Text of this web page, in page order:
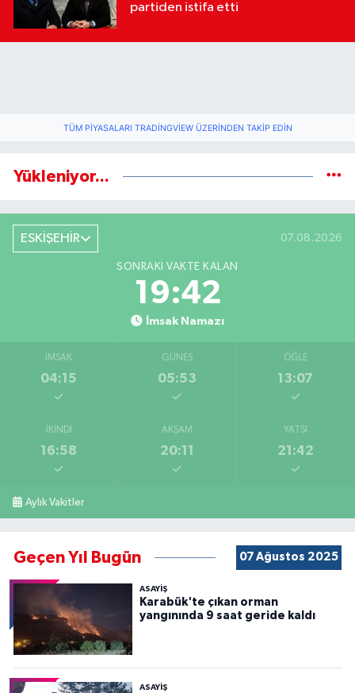
partiden istifa etti
TÜM PIYASALARI TRADINGVIEW ÜZERINDEN TAKIP EDIN
Yükleniyor...
ESKİŞEHİR 07.08.2026
SONRAKI VAKTE KALAN
19:41
İmsak Namazı
İMSAK
04:15
GÜNEŞ
05:53
ÖĞLE
13:07
İKINDI
16:58
AKŞAM
20:11
YATSI
21:42
Aylık Vakitler
Geçen Yıl Bugün 07 Ağustos 2025
ASAYİŞ
Karabük'te çıkan orman
yangınında 9 saat geride kaldı
ASAYİŞ